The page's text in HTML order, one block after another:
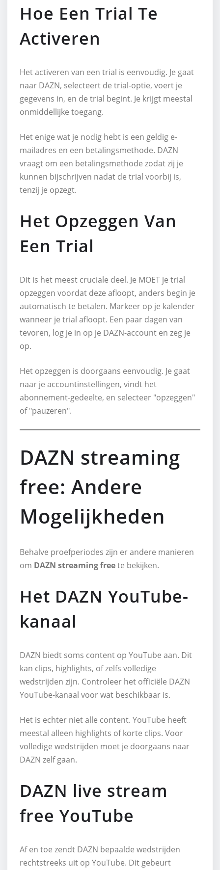
Hoe Een Trial Te
Activeren
Het activeren van een trial is eenvoudig. Je gaat
naar DAZN, selecteert de trial-optie, voert je
gegevens in, en de trial begint. Je krijgt meestal
onmiddellijke toegang.
Het enige wat je nodig hebt is een geldig e-
mailadres en een betalingsmethode. DAZN
vraagt om een betalingsmethode zodat zij je
kunnen bijschrijven nadat de trial voorbij is,
tenzij je opzegt.
Het Opzeggen Van
Een Trial
Dit is het meest cruciale deel. Je MOET je trial
opzeggen voordat deze afloopt, anders begin je
automatisch te betalen. Markeer op je kalender
wanneer je trial afloopt. Een paar dagen van
tevoren, log je in op je DAZN-account en zeg je
op.
Het opzeggen is doorgaans eenvoudig. Je gaat
naar je accountinstellingen, vindt het
abonnement-gedeelte, en selecteer "opzeggen"
of "pauzeren".
DAZN streaming
free: Andere
Mogelijkheden
Behalve proefperiodes zijn er andere manieren
om DAZN streaming freete bekijken.
Het DAZN YouTube-
kanaal
DAZN biedt soms content op YouTube aan. Dit
kan clips, highlights, of zelfs volledige
wedstrijden zijn. Controleer het officiële DAZN
YouTube-kanaal voor wat beschikbaar is.
Het is echter niet alle content. YouTube heeft
meestal alleen highlights of korte clips. Voor
volledige wedstrijden moet je doorgaans naar
DAZN zelf gaan.
DAZN live stream
free YouTube
Af en toe zendt DAZN bepaalde wedstrijden
rechtstreeks uit op YouTube. Dit gebeurt